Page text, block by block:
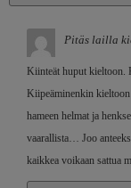
Pitäs lailla
Kiinteät huput kieltoon.
Kiipeäminenkin
hameen helmat ja
vaarallista… Joo
kaikkea voikaan sattua